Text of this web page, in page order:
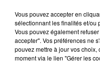
Vous pouvez accepter en
sélectionnant les finalités et/ou
Vous pouvez également
accepter". Vos préférences ne
pouvez mettre à jour vos
moment via le lien "Gérer les